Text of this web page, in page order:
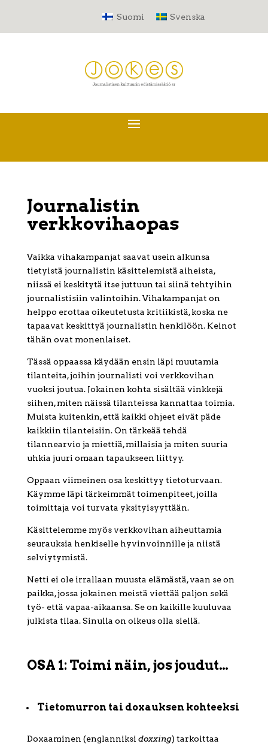
Suomi Svenska
Journalistin
verkkovihaopas
Vaikka vihakampanjat saavat usein alkunsa
tietyistä journalistin käsittelemistä aiheista,
niissä ei keskitytä itse juttuun tai siinä tehtyihin
journalistisiin valintoihin. Vihakampanjat on
helppo erottaa oikeutetusta kritiikistä, koska ne
tapaavat keskittyä journalistin henkilöön. Keinot
tähän ovat monenlaiset.
Tässä oppaassa käydään ensin läpi muutamia
tilanteita, joihin journalisti voi verkkovihan
vuoksi joutua. Jokainen kohta sisältää vinkkejä
siihen, miten näissä tilanteissa kannattaa toimia.
Muista kuitenkin, että kaikki ohjeet eivät päde
kaikkiin tilanteisiin. On tärkeää tehdä
tilannearvio ja miettiä, millaisia ja miten suuria
uhkia juuri omaan tapaukseen liittyy.
Oppaan viimeinen osa keskittyy tietoturvaan.
Käymme läpi tärkeimmät toimenpiteet, joilla
toimittaja voi turvata yksityisyyttään.
Käsittelemme myös verkkovihan aiheuttamia
seurauksia henkiselle hyvinvoinnille ja niistä
selviytymistä.
Netti ei ole irrallaan muusta elämästä, vaan se on
paikka, jossa jokainen meistä viettää paljon sekä
työ- että vapaa-aikaansa. Se on kaikille kuuluvaa
julkista tilaa. Sinulla on oikeus olla siellä.
OSA 1: Toimi näin, jos joudut…
Tietomurron tai doxauksen kohteeksi
Doxaaminen (englanniksi doxxing) tarkoittaa